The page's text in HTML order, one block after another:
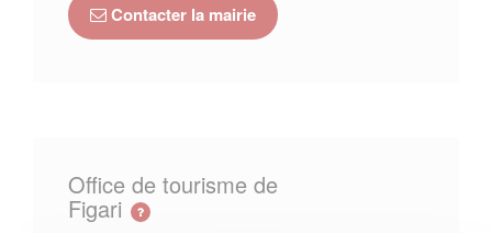
Contacter la mairie
Office de tourisme de
Figari